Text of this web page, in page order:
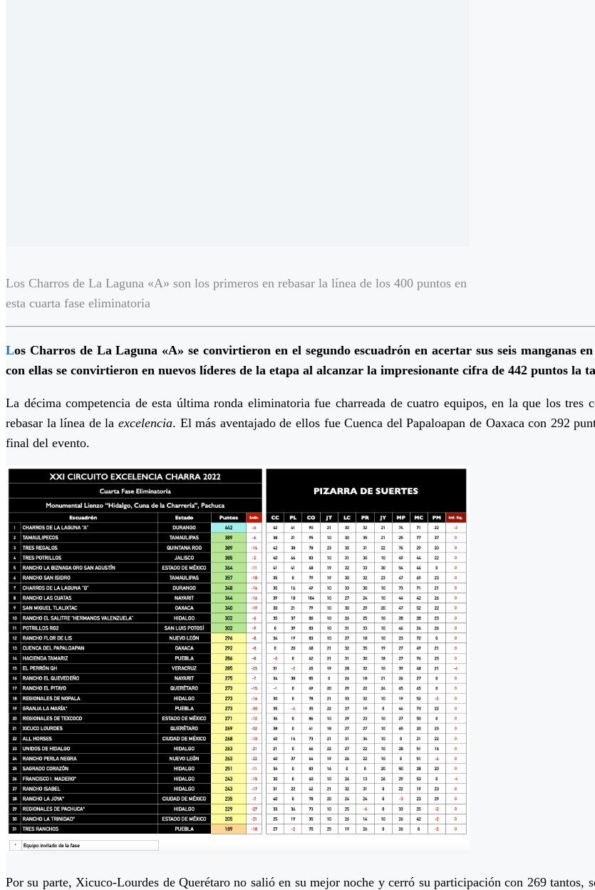
Los Charros de La Laguna «A» son los primeros en rebasar la línea de los 400 puntos en
esta cuarta fase eliminatoria
Los Charros de La Laguna «A» se convirtieron en el segundo escuadrón en acertar sus seis manganas
con ellas se convirtieron en nuevos líderes de la etapa al alcanzar la impresionante cifra de 442 puntos la
La décima competencia de esta última ronda eliminatoria fue charreada de cuatro equipos, en la que los tres
rebasar la línea de la excelencia. El más aventajado de ellos fue Cuenca del Papaloapan de Oaxaca con 292
final del evento.
Por su parte, Xicuco-Lourdes de Querétaro no salió en su mejor noche y cerró su participación con 269 tantos,